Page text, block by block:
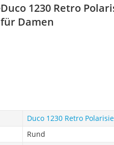
Duco 1230 Retro
für Damen
Duco 1230 Retro
Rund